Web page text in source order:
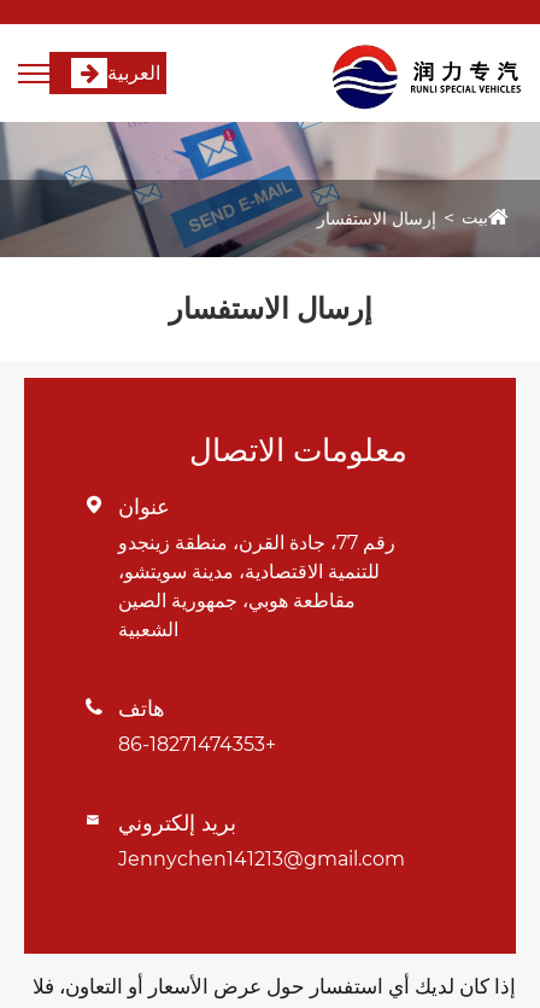
العربية
بيت إرسال الاستفسار
إرسال الاستفسار
معلومات الاتصال
 عنوان
رقم 77، جادة القرن، منطقة زينجدو
للتنمية الاقتصادية، مدينة سويتشو،
مقاطعة هوبي، جمهورية الصين
الشعبية
 هاتف
+86-18271474353
 بريد إلكتروني
Jennychen141213@gmail.com
إذا كان لديك أي استفسار حول عرض الأسعار أو التعاون، فلا